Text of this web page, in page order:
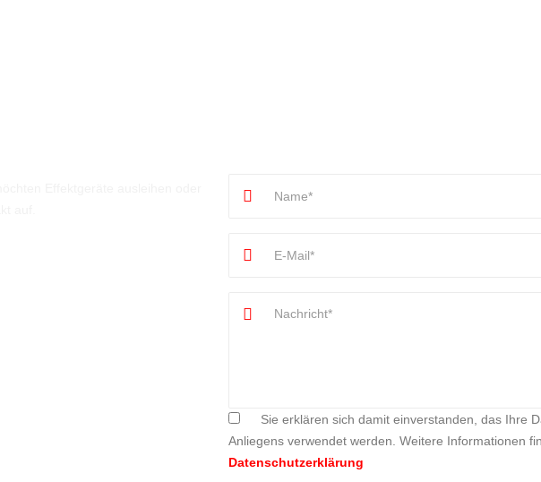
Sie erklären sich damit einverstanden, das Ihre
Anliegens verwendet werden. Weitere Informationen
Datenschutzerklärung